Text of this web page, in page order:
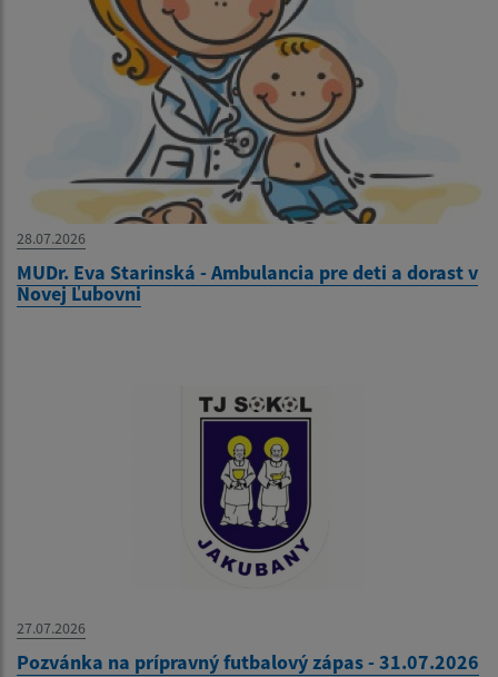
28.07.2026
MUDr. Eva Starinská - Ambulancia pre deti a dorast v
Novej Ľubovni
27.07.2026
Pozvánka na prípravný futbalový zápas - 31.07.2026